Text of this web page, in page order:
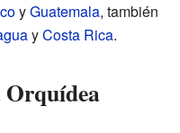
yGuatemala, también
yCosta Rica.